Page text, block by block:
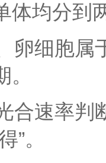
体均分到
细胞属
速率判断
”。